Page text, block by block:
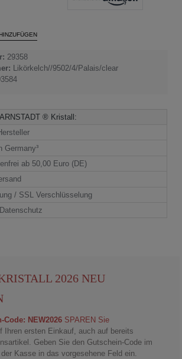
29358
Likörkelch//9502/4/Palais/clear
ARNSTADT ® Kristall:
Germany³
ab 50,00 Euro (DE)
/ SSL Verschlüsselung
2026 NEU
Code: NEW2026 SPAREN Sie
Ihren ersten Einkauf, auch auf bereits
Geben Sie den Gutschein-Code im
Kasse in das vorgesehene Feld ein.